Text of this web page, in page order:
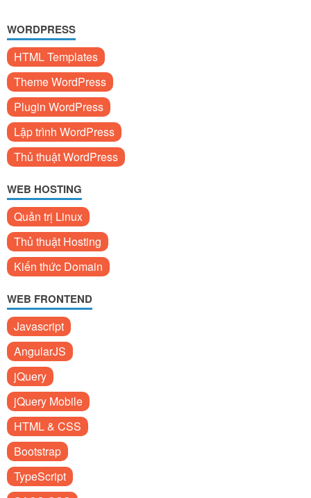
WORDPRESS
HTML Templates
Theme WordPress
Plugin WordPress
Lập trình WordPress
Thủ thuật WordPress
WEB HOSTING
Quản trị Linux
Thủ thuật Hosting
Kiến thức Domain
WEB FRONTEND
Javascript
AngularJS
jQuery
jQuery Mobile
HTML & CSS
Bootstrap
TypeScript